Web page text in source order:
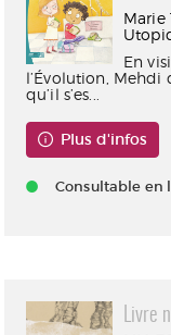
Marie
En
l’Évolution, Mehdi
qu’il s’es...
Plus d'infos
Consultable en
Livre